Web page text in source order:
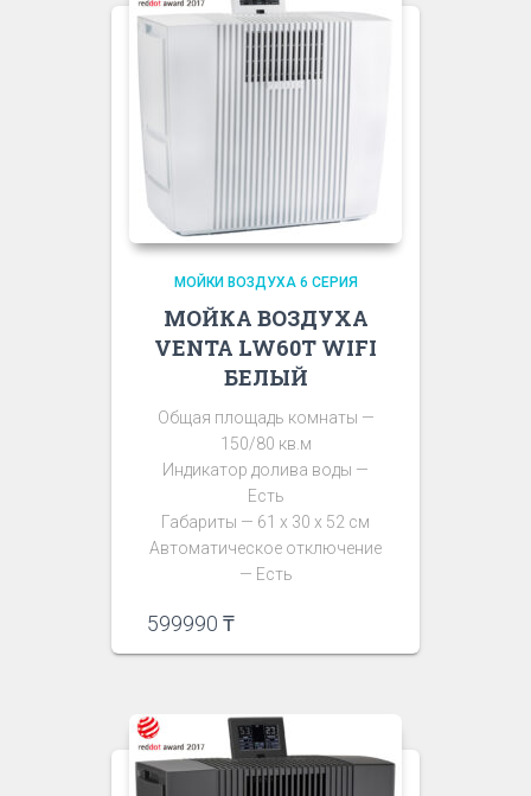
МОЙКИ ВОЗДУХА 6 СЕРИЯ
МОЙКА ВОЗДУХА
VENTA LW60T WIFI
БЕЛЫЙ
Общая площадь комнаты —
150/80 кв.м
Индикатор долива воды —
Есть
Габариты — 61 х 30 х 52 см
Автоматическое отключение
— Есть
599990 ₸